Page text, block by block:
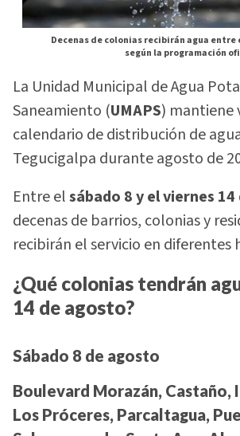
Decenas de colonias recibirán agua entre
según la programación
La Unidad Municipal de Agua
Saneamiento (UMAPS) mantiene
calendario de distribución de
Tegucigalpa durante agosto de
Entre elsábado 8 y el viernes
decenas de barrios, colonias y
recibirán el servicio en diferentes
¿Qué colonias tendrán
14 de agosto?
Sábado 8 de agosto
Boulevard Morazán, Castaño,
Los Próceres, Parcaltagua,